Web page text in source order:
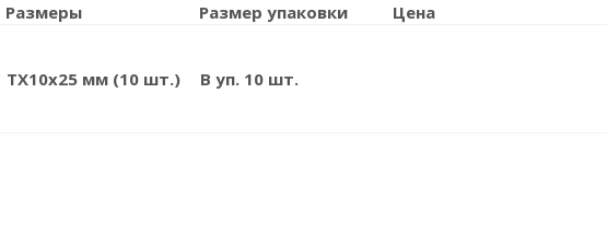
Размеры Размер упаковки Цена
TX10x25 мм (10 шт.) В уп. 10 шт.